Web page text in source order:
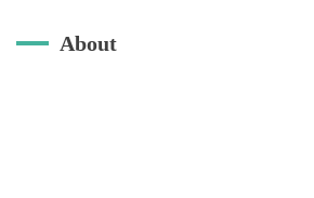
About